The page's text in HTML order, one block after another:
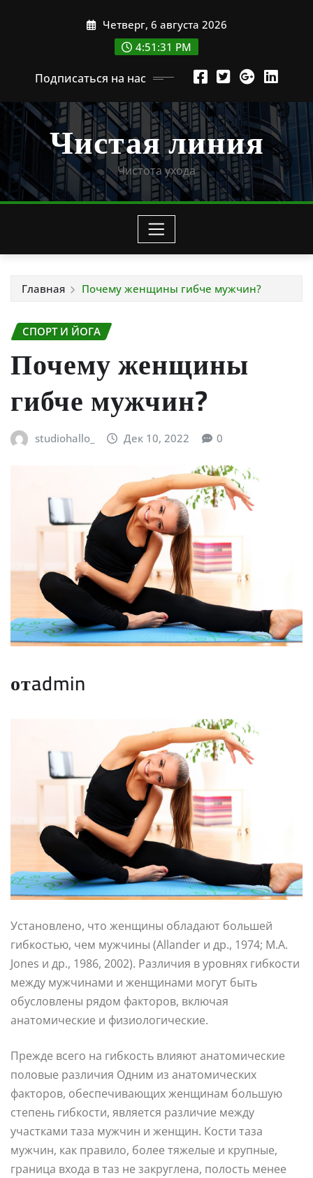
Четверг, 6 августа 2026
4:51:33 PM
Подписаться на нас
Чистая линия
Чистота ухода
Главная Почему женщины гибче мужчин?
СПОРТ И ЙОГА
Почему женщины
гибче мужчин?
studiohallo_ Дек 10, 2022 0
отadmin
Установлено, что женщины обладают большей
гибкостью, чем мужчины (Allander и др., 1974; М.А.
Jones и др., 1986, 2002). Различия в уровнях гибкости
между мужчинами и женщинами могут быть
обусловлены рядом факторов, включая
анатомические и физиологические.
Прежде всего на гибкость влияют анатомические
половые различия Одним из анатомических
факторов, обеспечивающих женщинам большую
степень гибкости, является различие между
участками таза мужчин и женщин. Кости таза
мужчин, как правило, более тяжелые и крупные,
граница входа в таз не закруглена, полость менее